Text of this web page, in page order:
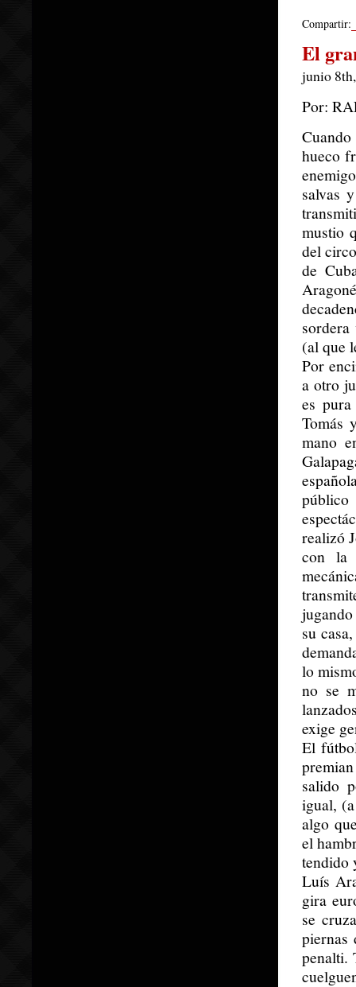
Compartir:
El
junio
Por:
hueco
salvas
mustio
del
de
(al que
Por
a otro
es
Tomás
mano
realizó
con la
su
lo
no se
exige
El
salido
igual,
algo
el
tendido
Luís
gira
se
piernas
penalti.